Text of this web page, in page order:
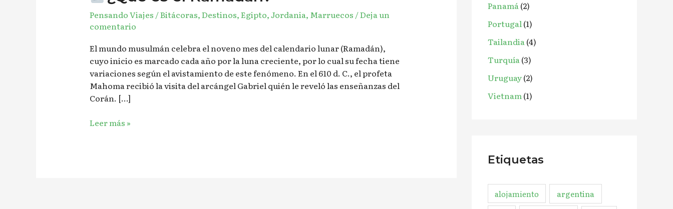
Pensando Viajes /Bitácoras,Destinos,Egipto,Jordania, Marruecos /Deja un
comentario
El mundo musulmán celebra el noveno mes del calendario lunar (Ramadán),
cuyo inicio es marcado cada año por la luna creciente, por lo cual su fecha tiene
variaciones según el avistamiento de este fenómeno. En el 610 d. C., el profeta
Mahoma recibió la visita del arcángel Gabriel quién le reveló las enseñanzas del
Corán. […]
Leer más »
Panamá(2)
Portugal(1)
Tailandia(4)
Turquía(3)
Uruguay(2)
Vietnam(1)
Etiquetas
alojamiento argentina